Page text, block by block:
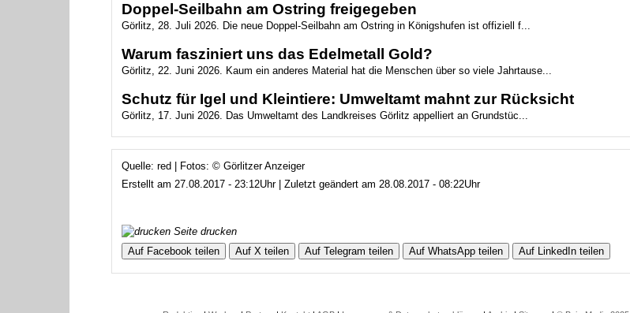
Doppel-Seilbahn am Ostring freigegeben
Görlitz, 28. Juli 2026. Die neue Doppel-Seilbahn am Ostring in Königshufen ist offiziell f...
Warum fasziniert uns das Edelmetall Gold?
Görlitz, 22. Juni 2026. Kaum ein anderes Material hat die Menschen über so viele Jahrtause...
Schutz für Igel und Kleintiere: Umweltamt mahnt zur Rücksicht
Görlitz, 17. Juni 2026. Das Umweltamt des Landkreises Görlitz appelliert an Grundstüc...
Quelle: red | Fotos: © Görlitzer Anzeiger
Erstellt am 27.08.2017 - 23:12Uhr | Zuletzt geändert am 28.08.2017 - 08:22Uhr
Seite drucken
Auf Facebook teilen
Auf X teilen Auf Telegram teilen Auf WhatsApp teilen Auf LinkedIn teilen